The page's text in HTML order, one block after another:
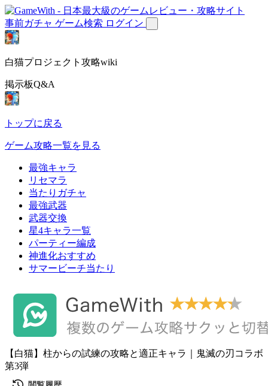
事前ガチャ ゲーム検索 ログイン
白猫プロジェクト攻略wiki
掲示板Q&A
トップに戻る
ゲーム攻略一覧を見る
最強キャラ
リセマラ
当たりガチャ
最強武器
武器交換
星4キャラ一覧
パーティー編成
神進化おすすめ
サマービーチ当たり
【白猫】柱からの試練の攻略と適正キャラ｜鬼滅の刃コラボ
第3弾